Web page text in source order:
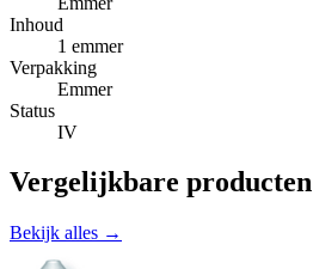
Inhoud
1 emmer
Verpakking
Emmer
Status
IV
Vergelijkbare producten
Bekijk alles →